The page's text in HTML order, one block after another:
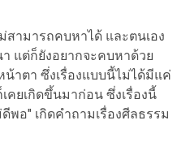
ามารถคบหาได้ และตนเอง
แต่ก็ยังอยากจะคบหาด้วย
น้าตา ซึ่งเรื่องแบบนี้ไม่ได้มีแค่
ยเกิดขึ้นมาก่อน ซึ่งเรื่องนี้
พอ" เกิดคำถามเรื่องศีลธรรม